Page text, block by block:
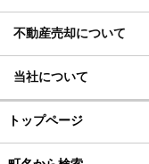
不動産売却について
当社について
トップページ